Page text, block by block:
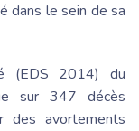
dans le sein de sa
(EDS 2014) du
sur 347 décès
des avortements